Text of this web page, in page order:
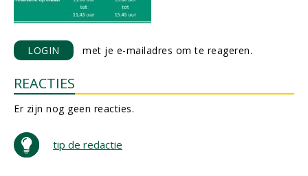
LOGIN met je e-mailadres om te reageren.
REACTIES
Er zijn nog geen reacties.
tip de redactie